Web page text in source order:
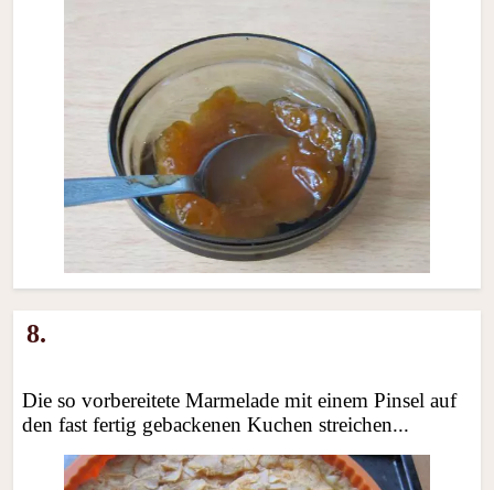
8.
Die so vorbereitete Marmelade mit einem Pinsel auf
den fast fertig gebackenen Kuchen streichen...